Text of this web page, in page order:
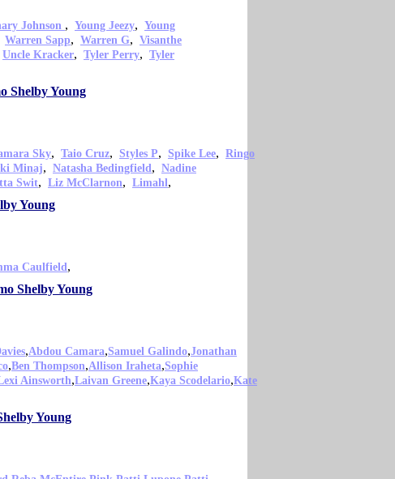
Johnson , Young Jeezy, Young
Warren Sapp, Warren G, Visanthe
Uncle Kracker, Tyler Perry, Tyler
Shelby Young
Sky, Taio Cruz, Styles P, Spike Lee, Ringo
Minaj, Natasha Bedingfield, Nadine
Swit, Liz McClarnon, Limahl,
Young
Caulfield,
Shelby Young
,Abdou Camara,Samuel Galindo,Jonathan
,Ben Thompson,Allison Iraheta,Sophie
Ainsworth,Laivan Greene,Kaya Scodelario,Kate
Young